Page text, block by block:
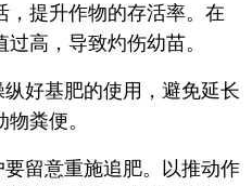
，提升作物的存活率。在
高，导致灼伤幼苗。
好基肥的使用，避免延长
粪便。
留意重施追肥。以推动作